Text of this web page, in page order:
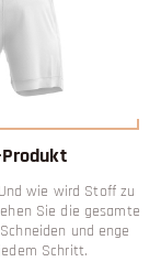
wie wird Stoff zu
Sie die gesamte
und enge
Schritt.